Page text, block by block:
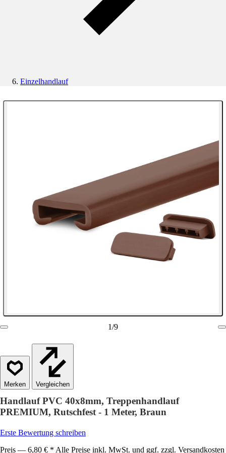
Einzelhandlauf
1/9
Vergleichen
Handlauf PVC 40x8mm, Treppenhandlauf
PREMIUM, Rutschfest - 1 Meter, Braun
Erste Bewertung schreiben
Preis — 6,80 € * Alle Preise inkl. MwSt. und ggf. zzgl. Versandkosten